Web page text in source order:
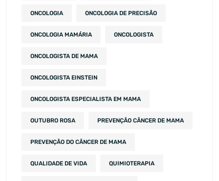
ONCOLOGIA ONCOLOGIA DE PRECISÃO
ONCOLOGIA MAMÁRIA ONCOLOGISTA
ONCOLOGISTA DE MAMA
ONCOLOGISTA EINSTEIN
ONCOLOGISTA ESPECIALISTA EM MAMA
OUTUBRO ROSA PREVENÇÃO CÂNCER DE MAMA
PREVENÇÃO DO CÂNCER DE MAMA
QUALIDADE DE VIDA QUIMIOTERAPIA